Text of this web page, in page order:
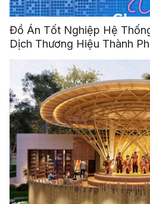
Đồ Án Tốt Nghiệp Hệ
Dịch Thương Hiệu Thành